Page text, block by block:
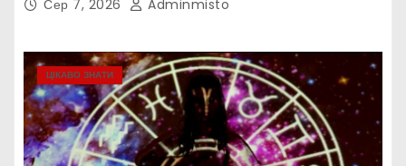
Сер 7, 2026 Adminmisto
ЦІКАВО ЗНАТИ